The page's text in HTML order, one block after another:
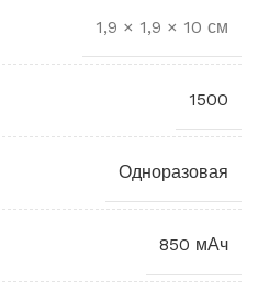
1,9 × 1,9 × 10 см
1500
Одноразовая
850 мАч